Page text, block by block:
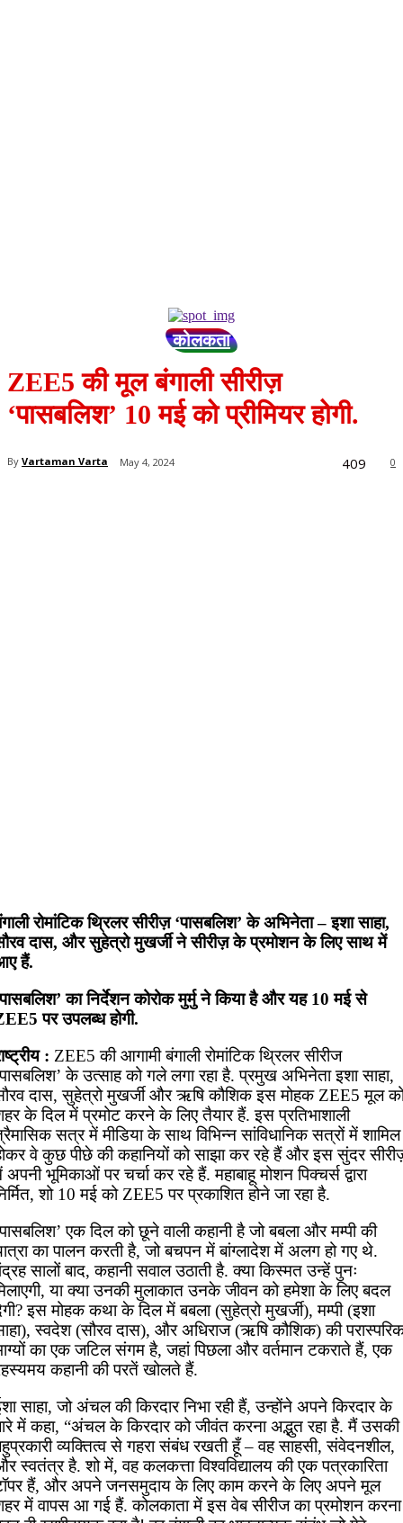
कोलकता
ZEE5 की मूल बंगाली सीरीज़
‘पासबलिश’ 10 मई को प्रीमियर होगी.
By Vartaman Varta May 4, 2024 0
409
रोमांटिक थ्रिलर सीरीज़ ‘पासबलिश’ के अभिनेता – इशा साहा,
दास, और सुहेत्रो मुखर्जी ने सीरीज़ के प्रमोशन के लिए साथ में
हैं.
का निर्देशन कोरोक मुर्मु ने किया है और यह 10 मई से
पर उपलब्ध होगी.
: ZEE5 की आगामी बंगाली रोमांटिक थ्रिलर सीरीज
के उत्साह को गले लगा रहा है. प्रमुख अभिनेता इशा साहा,
दास, सुहेत्रो मुखर्जी और ऋषि कौशिक इस मोहक ZEE5 मूल
के दिल में प्रमोट करने के लिए तैयार हैं. इस प्रतिभाशाली
सत्र में मीडिया के साथ विभिन्न सांविधानिक सत्रों में शामिल
वे कुछ पीछे की कहानियों को साझा कर रहे हैं और इस सुंदर
अपनी भूमिकाओं पर चर्चा कर रहे हैं. महाबाहू मोशन पिक्चर्स द्वारा
शो 10 मई को ZEE5 पर प्रकाशित होने जा रहा है.
एक दिल को छूने वाली कहानी है जो बबला और मम्पी की
का पालन करती है, जो बचपन में बांग्लादेश में अलग हो गए थे.
सालों बाद, कहानी सवाल उठाती है. क्या किस्मत उन्हें पुनः
या क्या उनकी मुलाकात उनके जीवन को हमेशा के लिए बदल
इस मोहक कथा के दिल में बबला (सुहेत्रो मुखर्जी), मम्पी (इशा
स्वदेश (सौरव दास), और अधिराज (ऋषि कौशिक) की
का एक जटिल संगम है, जहां पिछला और वर्तमान टकराते हैं, एक
कहानी की परतें खोलते हैं.
साहा, जो अंचल की किरदार निभा रही हैं, उन्होंने अपने किरदार के
में कहा, “अंचल के किरदार को जीवंत करना अद्भुत रहा है. मैं उसकी
व्यक्तित्व से गहरा संबंध रखती हूँ – वह साहसी, संवेदनशील,
स्वतंत्र है. शो में, वह कलकत्ता विश्वविद्यालय की एक पत्रकारिता
हैं, और अपने जनसमुदाय के लिए काम करने के लिए अपने मूल
में वापस आ गई हैं. कोलकाता में इस वेब सीरीज का प्रमोशन करना